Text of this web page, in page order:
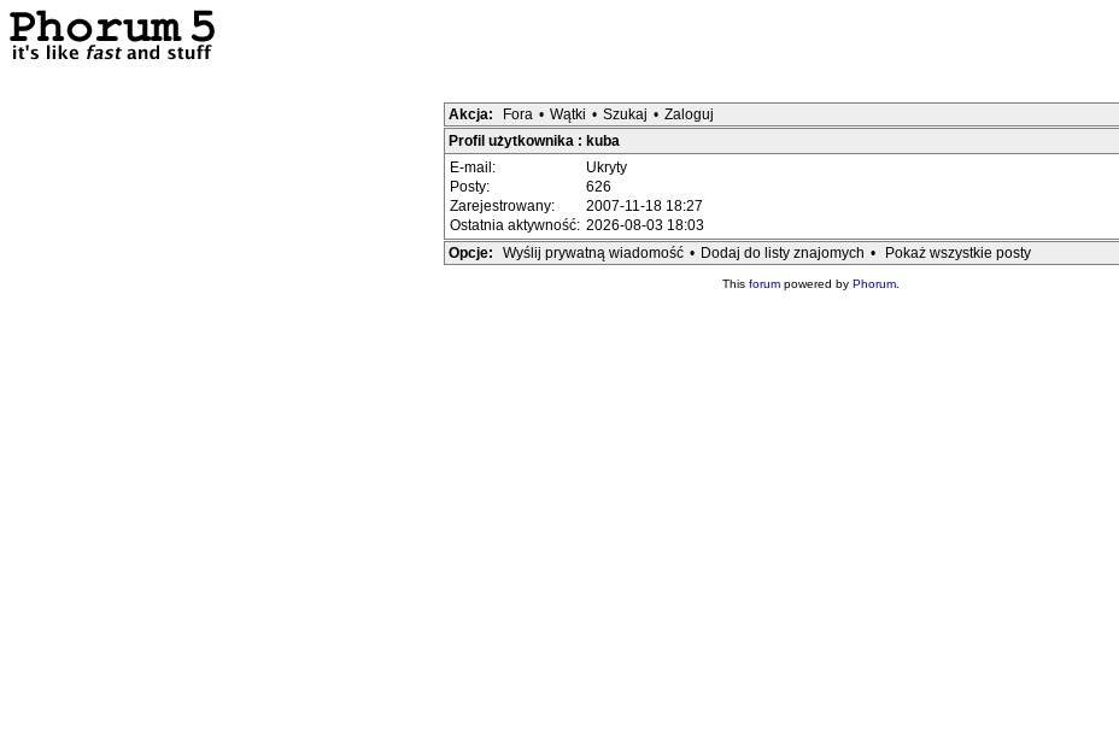
Akcja: Fora • Wątki • Szukaj • Zaloguj
Profil użytkownika : kuba
E-mail:
Ukryty
Posty:
626
Zarejestrowany:
2007-11-18 18:27
Ostatnia aktywność: 2026-08-03 18:03
Opcje:
Wyślij prywatną wiadomość • Dodaj do listy znajomych • Pokaż wszystkie posty
This forumpowered by Phorum.